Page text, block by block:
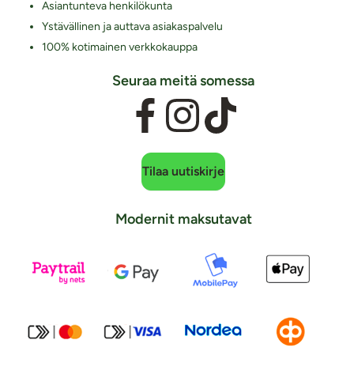
Asiantunteva henkilökunta
Ystävällinen ja auttava asiakaspalvelu
100% kotimainen verkkokauppa
Seuraa meitä somessa
Tilaa uutiskirje
Modernit maksutavat